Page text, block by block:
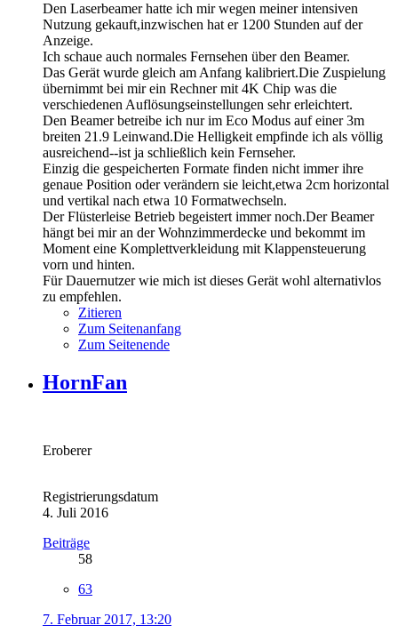
Den Laserbeamer hatte ich mir wegen meiner intensiven
Nutzung gekauft,inzwischen hat er 1200 Stunden auf der
Anzeige.
Ich schaue auch normales Fernsehen über den Beamer.
Das Gerät wurde gleich am Anfang kalibriert.Die Zuspielung
übernimmt bei mir ein Rechner mit 4K Chip was die
verschiedenen Auflösungseinstellungen sehr erleichtert.
Den Beamer betreibe ich nur im Eco Modus auf einer 3m
breiten 21.9 Leinwand.Die Helligkeit empfinde ich als völlig
ausreichend--ist ja schließlich kein Fernseher.
Einzig die gespeicherten Formate finden nicht immer ihre
genaue Position oder verändern sie leicht,etwa 2cm horizontal
und vertikal nach etwa 10 Formatwechseln.
Der Flüsterleise Betrieb begeistert immer noch.Der Beamer
hängt bei mir an der Wohnzimmerdecke und bekommt im
Moment eine Komplettverkleidung mit Klappensteuerung
vorn und hinten.
Für Dauernutzer wie mich ist dieses Gerät wohl alternativlos
zu empfehlen.
Zitieren
Zum Seitenanfang
Zum Seitenende
HornFan
Eroberer
Registrierungsdatum
4. Juli 2016
Beiträge
58
63
7. Februar 2017, 13:20